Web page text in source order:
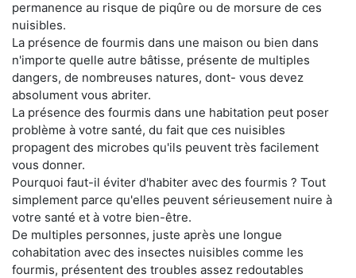
permanence au risque de piqûre ou de morsure de ces
nuisibles.
La présence de fourmis dans une maison ou bien dans
n'importe quelle autre bâtisse, présente de multiples
dangers, de nombreuses natures, dont- vous devez
absolument vous abriter.
La présence des fourmis dans une habitation peut poser
problème à votre santé, du fait que ces nuisibles
propagent des microbes qu'ils peuvent très facilement
vous donner.
Pourquoi faut-il éviter d'habiter avec des fourmis ? Tout
simplement parce qu'elles peuvent sérieusement nuire à
votre santé et à votre bien-être.
De multiples personnes, juste après une longue
cohabitation avec des insectes nuisibles comme les
fourmis, présentent des troubles assez redoutables